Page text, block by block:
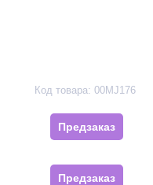
Код товара: 00MJ176
Предзаказ
Предзаказ